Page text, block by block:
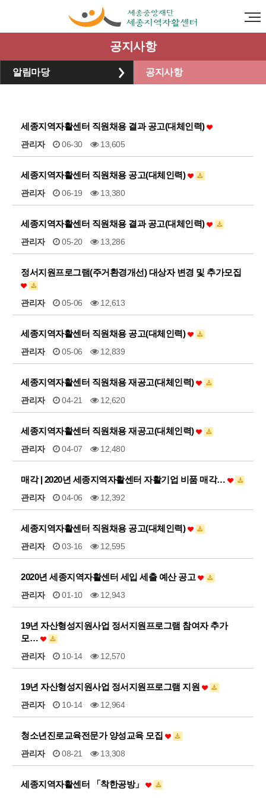
공지사항
알림마당 공지사항
세종지역자활센터 직원채용 결과 공고(대체인력)
관리자 06-30 13,605
세종지역자활센터 직원채용 공고(대체인력)
관리자 06-19 13,380
세종지역자활센터 직원채용 결과 공고(대체인력)
관리자 05-20 13,286
정서지원프로그램(주거환경개선) 대상자 변경 및 추가모집
관리자 05-06 12,613
세종지역자활센터 직원채용 공고(대체인력)
관리자 05-06 12,839
세종지역자활센터 직원채용 재공고(대체인력)
관리자 04-21 12,620
세종지역자활센터 직원채용 재공고(대체인력)
관리자 04-07 12,480
매각 | 2020년 세종지역자활센터 자활기업 비품 매각…
관리자 04-06 12,392
세종지역자활센터 직원채용 공고(대체인력)
관리자 03-16 12,595
2020년 세종지역자활센터 세입 세출 예산 공고
관리자 01-10 12,943
19년 자산형성지원사업 정서지원프로그램 참여자 추가
모…
관리자 10-14 12,570
19년 자산형성지원사업 정서지원프로그램 지원
관리자 10-14 12,964
청소년진로교육전문가 양성교육 모집
관리자 08-21 13,308
세종지역자활센터 「착한공방」